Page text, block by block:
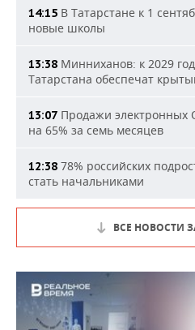
14:15 В Татарстане к 1
новые школы
13:38 Минниханов: к 2029
Татарстана обеспечат
13:07 Продажи электронных
на 65% за семь месяцев
12:38 78% российских
стать начальниками
ВСЕ НОВОСТИ